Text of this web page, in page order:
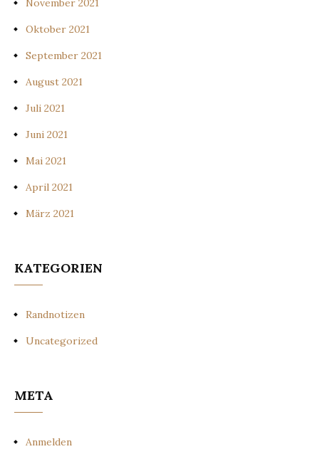
Oktober 2021
September 2021
August 2021
Juli 2021
Juni 2021
Mai 2021
April 2021
März 2021
KATEGORIEN
Randnotizen
Uncategorized
META
Anmelden